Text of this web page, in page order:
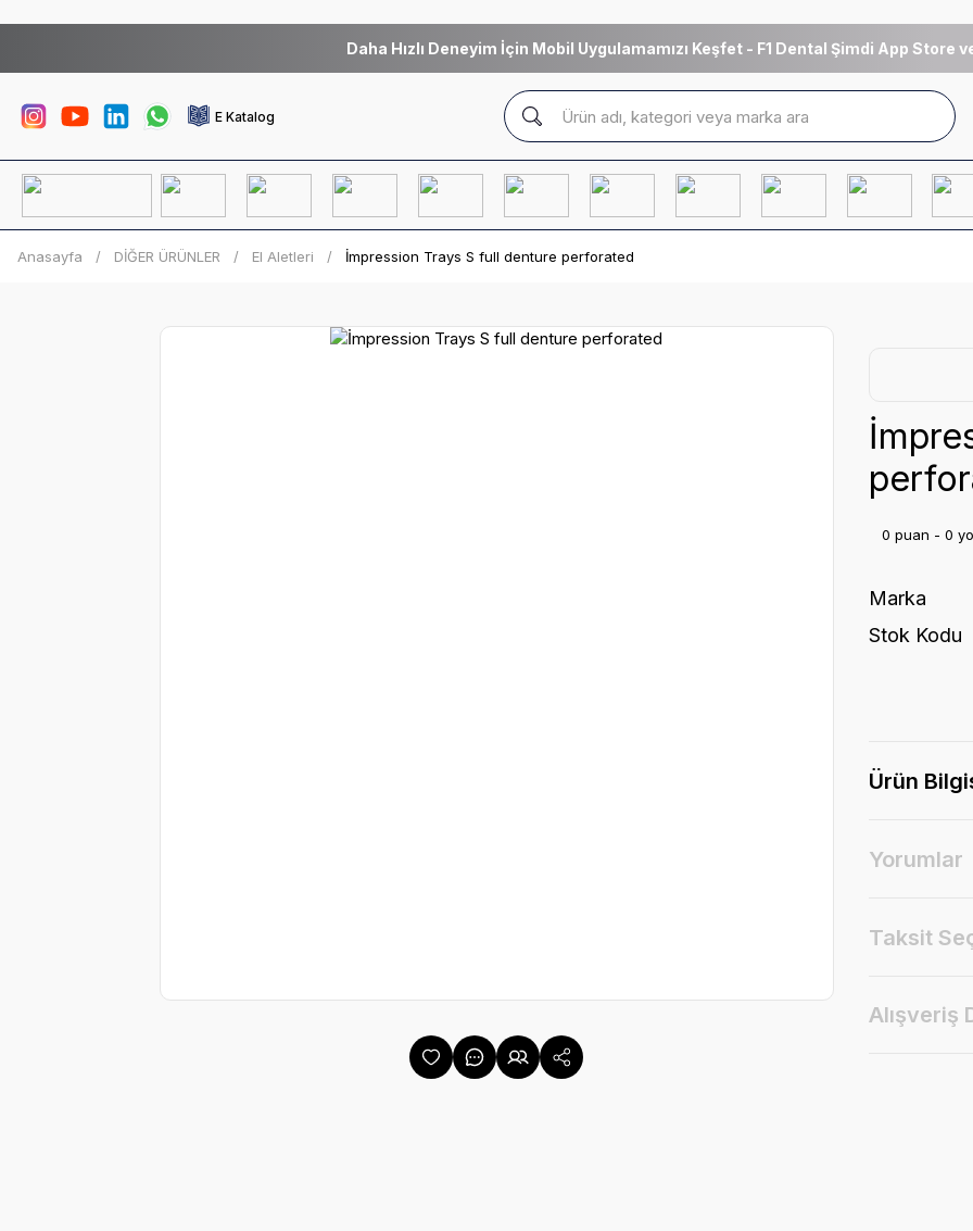
Daha Hızlı Deneyim İçin Mobil Uygulamamızı Keşfet - F1 Dental Şimdi App Store
E Katalog
Anasayfa DİĞER ÜRÜNLER El Aletleri İmpression Trays S full denture perforated
0 puan - 0
Marka
Stok Kodu
Ürün
Yorumlar
Taksit
Alışveriş